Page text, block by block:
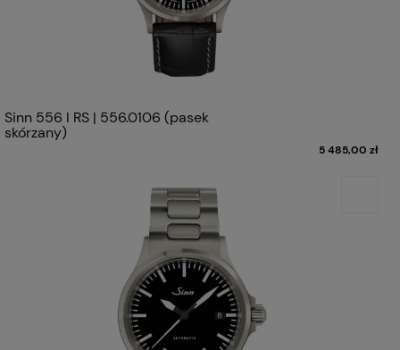
Sinn 556 I RS | 556.0106 (pasek
skórzany)
5 485,00 zł